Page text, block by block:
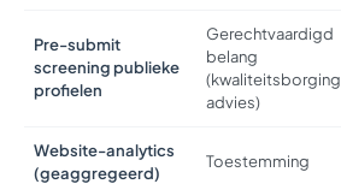
Pre-submit
screening publieke
profielen
Gerechtvaardigd
belang
(kwaliteitsborging
advies)
Website-analytics
(geaggregeerd)
Toestemming